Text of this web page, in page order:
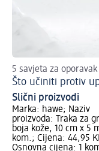
5 savjeta za
Što učiniti protiv
Slični proizvodi
Marka: hawe; Naziv
proizvoda: Traka za
boja kože, 10 cm x 5
kom.; Cijena: 44,95
Osnovna cijena: 1